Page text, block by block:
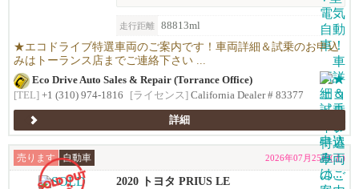
走行距離 88813ml
★エコドライブ特選車両のご案内です！車両詳細＆試乗のお申込
みはトーランス店までご連絡下さい ...
Eco Drive Auto Sales & Repair (Torrance Office)
[TEL] +1 (310) 974-1816 [ライセンス] California Dealer # 83377
詳細
売ります 自動車 2026年07月25日(土)
2020 トヨタ PRIUS LE